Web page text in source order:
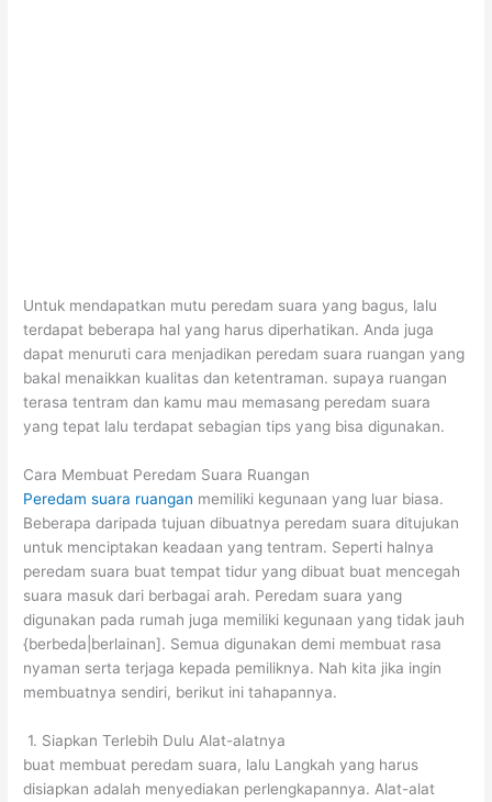
Untuk mendapatkan mutu peredam suara yang bagus, lalu
terdapat beberapa hal yang harus diperhatikan. Anda juga
dapat menuruti cara menjadikan peredam suara ruangan yang
bakal menaikkan kualitas dan ketentraman. supaya ruangan
terasa tentram dan kamu mau memasang peredam suara
yang tepat lalu terdapat sebagian tips yang bisa digunakan.
Cara Membuat Peredam Suara Ruangan
Peredam suara ruangan memiliki kegunaan yang luar biasa.
Beberapa daripada tujuan dibuatnya peredam suara ditujukan
untuk menciptakan keadaan yang tentram. Seperti halnya
peredam suara buat tempat tidur yang dibuat buat mencegah
suara masuk dari berbagai arah. Peredam suara yang
digunakan pada rumah juga memiliki kegunaan yang tidak jauh
{berbeda|berlainan]. Semua digunakan demi membuat rasa
nyaman serta terjaga kepada pemiliknya. Nah kita jika ingin
membuatnya sendiri, berikut ini tahapannya.
1. Siapkan Terlebih Dulu Alat-alatnya
buat membuat peredam suara, lalu Langkah yang harus
disiapkan adalah menyediakan perlengkapannya. Alat-alat